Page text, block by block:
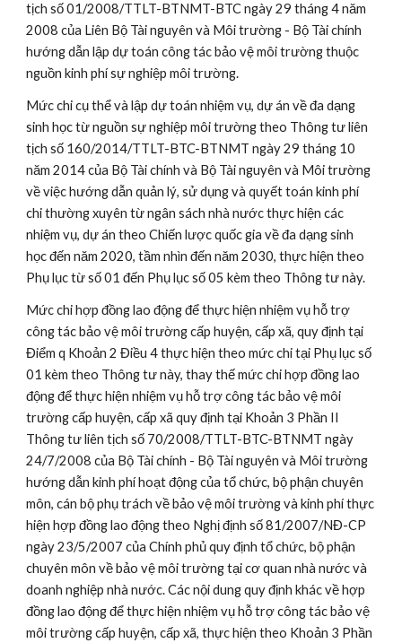
tịch số 01/2008/TTLT-BTNMT-BTC ngày 29 tháng 4 năm
2008 của Liên Bộ Tài nguyên và Môi trường - Bộ Tài chính
hướng dẫn lập dự toán công tác bảo vệ môi trường thuộc
nguồn kinh phí sự nghiệp môi trường.
Mức chi cụ thể và lập dự toán nhiệm vụ, dự án về đa dạng
sinh học từ nguồn sự nghiệp môi trường theo Thông tư liên
tịch số 160/2014/TTLT-BTC-BTNMT ngày 29 tháng 10
năm 2014 của Bộ Tài chính và Bộ Tài nguyên và Môi trường
về việc hướng dẫn quản lý, sử dụng và quyết toán kinh phí
chi thường xuyên từ ngân sách nhà nước thực hiện các
nhiệm vụ, dự án theo Chiến lược quốc gia về đa dạng sinh
học đến năm 2020, tầm nhìn đến năm 2030, thực hiện theo
Phụ lục từ số 01 đến Phụ lục số 05 kèm theo Thông tư này.
Mức chi hợp đồng lao động để thực hiện nhiệm vụ hỗ trợ
công tác bảo vệ môi trường cấp huyện, cấp xã, quy định tại
Điểm q Khoản 2 Điều 4 thực hiện theo mức chi tại Phụ lục số
01 kèm theo Thông tư này, thay thế mức chi hợp đồng lao
động để thực hiện nhiệm vụ hỗ trợ công tác bảo vệ môi
trường cấp huyện, cấp xã quy định tại Khoản 3 Phần II
Thông tư liên tịch số 70/2008/TTLT-BTC-BTNMT ngày
24/7/2008 của Bộ Tài chính - Bộ Tài nguyên và Môi trường
hướng dẫn kinh phí hoạt động của tổ chức, bộ phận chuyên
môn, cán bộ phụ trách về bảo vệ môi trường và kinh phí thực
hiện hợp đồng lao động theo Nghị định số 81/2007/NĐ-CP
ngày 23/5/2007 của Chính phủ quy định tổ chức, bộ phận
chuyên môn về bảo vệ môi trường tại cơ quan nhà nước và
doanh nghiệp nhà nước. Các nội dung quy định khác về hợp
đồng lao động để thực hiện nhiệm vụ hỗ trợ công tác bảo vệ
môi trường cấp huyện, cấp xã, thực hiện theo Khoản 3 Phần